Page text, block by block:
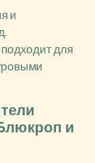
и
для
и